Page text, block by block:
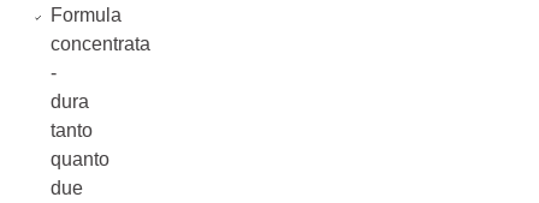
Formula
concentrata
-
dura
tanto
quanto
due